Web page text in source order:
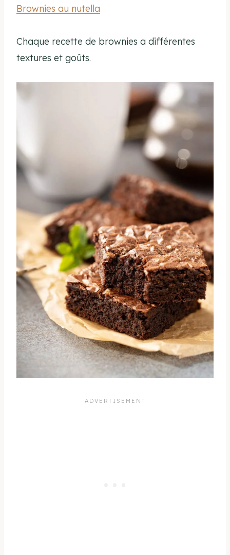
Brownies au nutella
Chaque recette de brownies a différentes
textures et goûts.